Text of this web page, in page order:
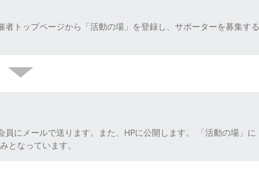
者トップページから「活動の場」を登録し、サポーターを募集する
にメールで送ります。また、HPに公開します。 「活動の場」に
となっています。